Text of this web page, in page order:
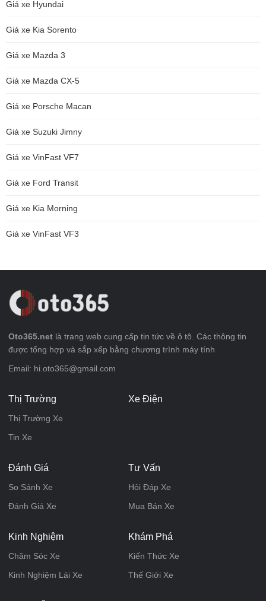
Giá xe Hyundai
Giá xe Kia Sorento
Giá xe Mazda 3
Giá xe Mazda CX-5
Giá xe Porsche Macan
Giá xe Suzuki Jimny
Giá xe VinFast VF7
Giá xe Ford Transit
Giá xe Kia Morning
Giá xe VinFast VF3
Oto365.net là trang web cung cấp tin tức về ô tô. Các thông tin
được tổng hợp và sắp xếp bằng chương trình máy tính
Email: hi.oto365@gmail.com
Thị Trường
Thị Trường Xe
Tin Xe
Xe Điện
Đánh Giá
So Sánh Xe
Đánh Giá Xe
Tư Vấn
Hỏi Đáp Xe
Mua Bán Xe
Kinh Nghiệm
Chăm Sóc Xe
Kinh Nghiệm Lái Xe
Khám Phá
Kiến Thức Xe
Thế Giới Xe